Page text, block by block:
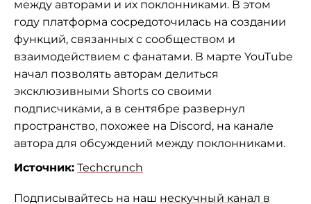
между авторами и их поклонниками. В этом
году платформа сосредоточилась на создании
функций, связанных с сообществом и
взаимодействием с фанатами. В марте YouTube
начал позволять авторам делиться
эксклюзивными Shorts со своими
подписчиками, а в сентябре развернул
пространство, похожее на Discord, на канале
автора для обсуждений между поклонниками.
Источник: Techcrunch
Подписывайтесь на наш нескучный канал в